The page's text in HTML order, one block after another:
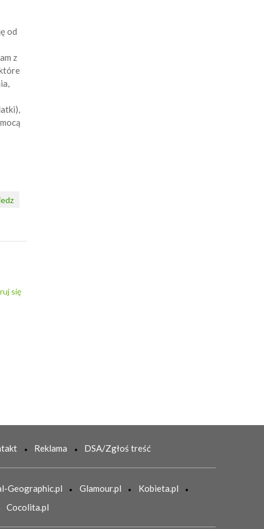
od
z
się
Reklama DSA/Zgłoś treść
Geographic.pl Glamour.pl
Kobieta.pl
Cocolita.pl